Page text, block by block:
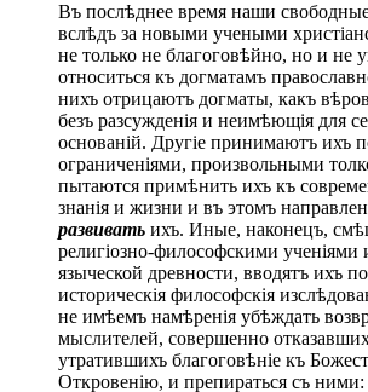
Въ послѣднее время наши
вслѣдъ за новыми учеными
не только не благоговѣйно, но и не
относиться къ догматамъ
нихъ отрицаютъ догматы, какъ
безъ разсужденія и неимѣющія для
основаній. Другіе принимаютъ ихъ
ограниченіями, произвольными
пытаются примѣнить ихъ къ
знанія и жизни и въ этомъ
развивать ихъ. Иные, наконецъ,
религіозно-философскими ученіями
языческой древности, вводятъ ихъ
историческія философскія
не имѣемъ намѣренія убѣждать
мыслителей, совершенно
утратившихъ благоговѣніе къ
Откровенію, и препираться съ ними: